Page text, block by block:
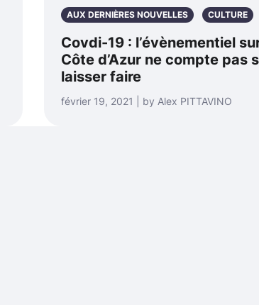
AUX DERNIÈRES NOUVELLES CULTURE
Covdi-19 : l’évènementiel
Côte d’Azur ne compte pas
laisser faire
février 19, 2021 | by Alex PITTAVINO